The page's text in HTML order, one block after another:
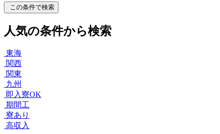
この条件で検索
人気の条件から検索
東海
関西
関東
九州
即入寮OK
期間工
寮あり
高収入